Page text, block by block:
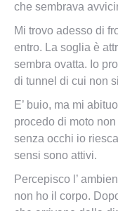
che sembrava
Mi trovo adesso di
entro. La soglia è
sembra ovatta. Io
di tunnel di cui non
E’ buio, ma mi
procedo di moto
senza occhi io
sensi sono attivi.
Percepisco l’
non ho il corpo.